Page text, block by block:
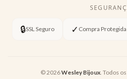
🔒SSL Seguro ✓ Compra Protegida
©2026Wesley Bijoux. Todos